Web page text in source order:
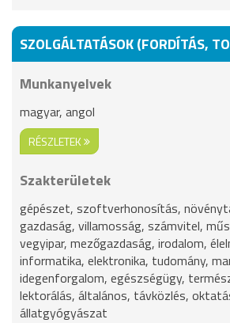
SZOLGÁLTATÁSOK (FORDÍTÁS,
Munkanyelvek
magyar, angol
RÉSZLETEK
Szakterületek
gépészet, szoftverhonosítás,
gazdaság, villamosság, számvitel,
vegyipar, mezőgazdaság, irodalom,
informatika, elektronika, tudomány,
idegenforgalom, egészségügy,
lektorálás, általános, távközlés,
állatgyógyászat